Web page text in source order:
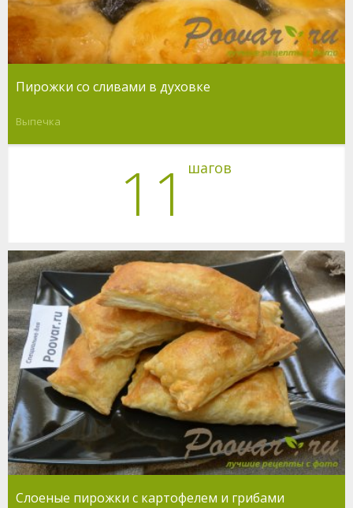
Пирожки со сливами в духовке
Выпечка
11 шагов
Слоеные пирожки с картофелем и грибами